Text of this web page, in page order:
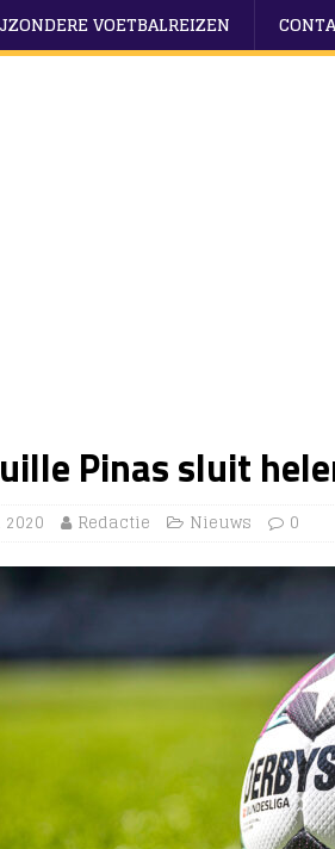
VOETBALREIZEN
Pinas sluit
Redactie Nieuws 0